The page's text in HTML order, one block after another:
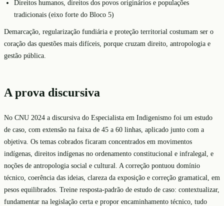
Direitos humanos, direitos dos povos originários e populações
tradicionais (eixo forte do Bloco 5)
Demarcação, regularização fundiária e proteção territorial costumam ser o
coração das questões mais difíceis, porque cruzam direito, antropologia e
gestão pública.
A prova discursiva
No CNU 2024 a discursiva do Especialista em Indigenismo foi um estudo
de caso, com extensão na faixa de 45 a 60 linhas, aplicado junto com a
objetiva. Os temas cobrados ficaram concentrados em movimentos
indígenas, direitos indígenas no ordenamento constitucional e infralegal, e
noções de antropologia social e cultural. A correção pontuou domínio
técnico, coerência das ideias, clareza da exposição e correção gramatical, em
pesos equilibrados. Treine resposta-padrão de estudo de caso: contextualizar,
fundamentar na legislação certa e propor encaminhamento técnico, tudo